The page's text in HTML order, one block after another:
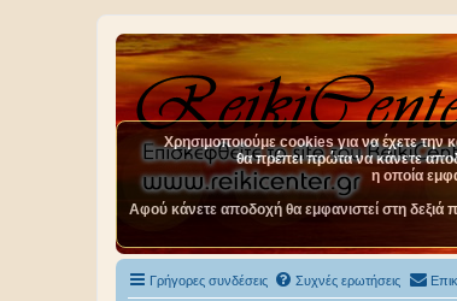
Γρήγορες συνδέσεις Συχνές ερωτήσεις
Χρησιμοποιούμε cookies για να έχετε την
θα πρέπει πρώτα να κάνετε
η οποία
Αφού κάνετε αποδοχή θα εμφανιστεί στη